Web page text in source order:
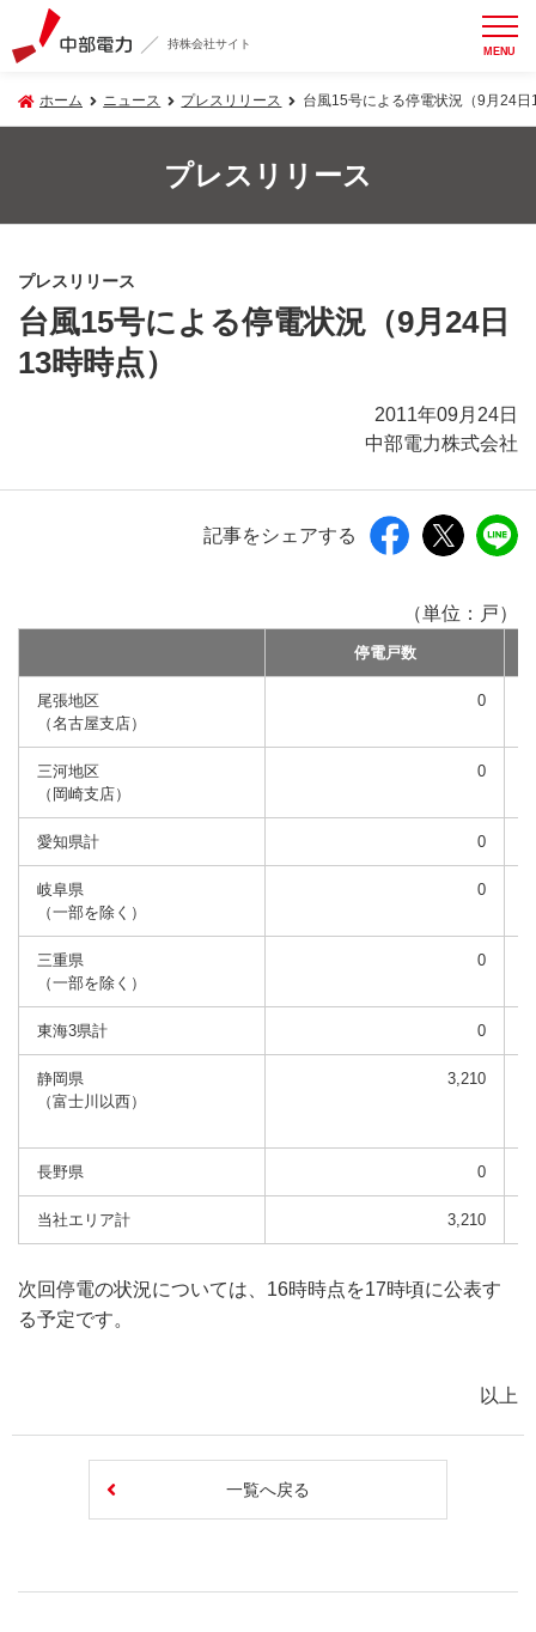
持株会社サイト MENU
ホーム ニュース プレスリリース 台風15号による停電状況（9月24日
プレスリリース
プレスリリース
台風15号による停電状況（9月24日
13時時点）
2011年09月24日
中部電力株式会社
記事をシェアする
（単位：戸）
停電戸数
尾張地区
（名古屋支店）
0
三河地区
（岡崎支店）
0
愛知県計 0
岐阜県
（一部を除く）
0
三重県
（一部を除く）
0
東海3県計 0
静岡県
（富士川以西）
3,210
長野県 0
当社エリア計 3,210
次回停電の状況については、16時時点を17時頃に公表す
る予定です。
以上
一覧へ戻る